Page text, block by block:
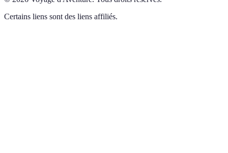
Certains liens sont des liens affiliés.